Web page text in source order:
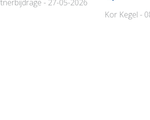
- 27-05-2026
Kor Kegel -